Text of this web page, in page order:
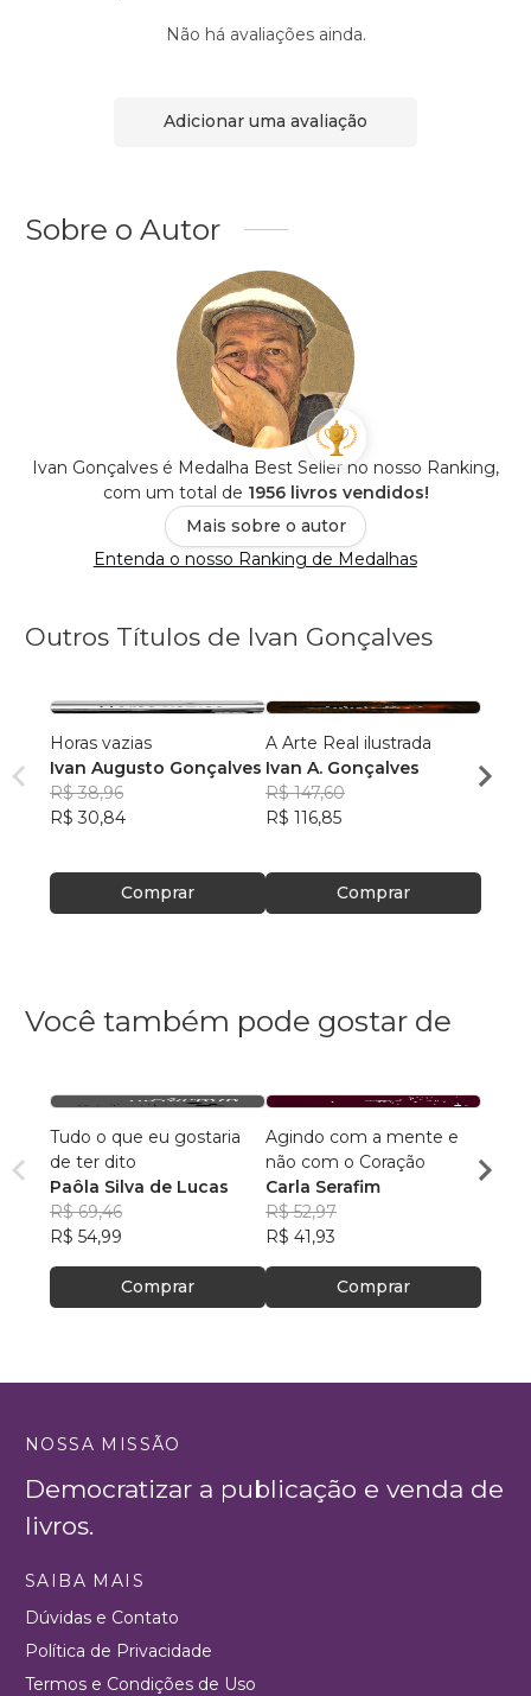
Não há avaliações ainda.
Adicionar uma avaliação
Sobre o Autor
Ivan Gonçalves é Medalha Best Seller no nosso Ranking,
com um total de 1956 livros vendidos!
Mais sobre o autor
Entenda o nosso Ranking de Medalhas
Outros Títulos de Ivan Gonçalves
Horas vazias
Ivan Augusto Gonçalves
R$ 38,96
R$ 30,84
Comprar
A Arte Real ilustrada
Ivan A. Gonçalves
R$ 147,60
R$ 116,85
Comprar
Ivan
R$
Você também pode gostar de
Tudo o que eu gostaria
de ter dito
Paôla Silva de Lucas
R$ 69,46
R$ 54,99
Comprar
Agindo com a mente e
não com o Coração
Carla Serafim
R$ 52,97
R$ 41,93
Comprar
habita
NOSSA MISSÃO
Democratizar a publicação e venda de
livros.
SAIBA MAIS
Dúvidas e Contato
Política de Privacidade
Termos e Condições de Uso